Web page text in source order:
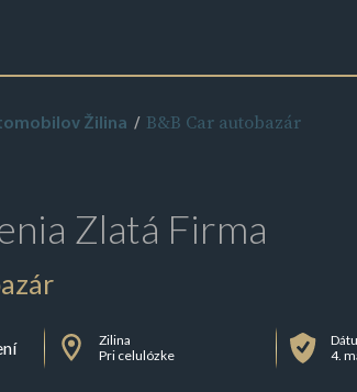
Žilina B&B Car autobazár
Zlatá Firma
Zilina
Pri celulózke
4.